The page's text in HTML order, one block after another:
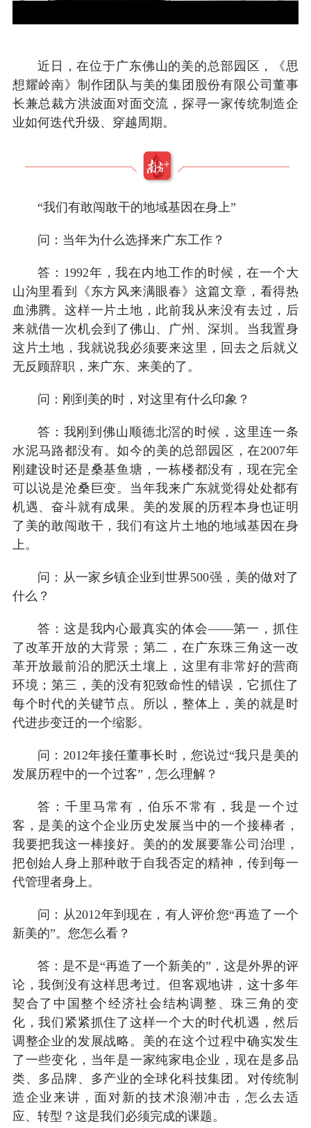
近日，在位于广东佛山的美的总部园区，《思
想耀岭南》制作团队与美的集团股份有限公司董事
长兼总裁方洪波面对面交流，探寻一家传统制造企
业如何迭代升级、穿越周期。
“我们有敢闯敢干的地域基因在身上”
问：当年为什么选择来广东工作？
答：1992年，我在内地工作的时候，在一个大
山沟里看到《东方风来满眼春》这篇文章，看得热
血沸腾。这样一片土地，此前我从来没有去过，后
来就借一次机会到了佛山、广州、深圳。当我置身
这片土地，我就说我必须要来这里，回去之后就义
无反顾辞职，来广东、来美的了。
问：刚到美的时，对这里有什么印象？
答：我刚到佛山顺德北滘的时候，这里连一条
水泥马路都没有。如今的美的总部园区，在2007年
刚建设时还是桑基鱼塘，一栋楼都没有，现在完全
可以说是沧桑巨变。当年我来广东就觉得处处都有
机遇、奋斗就有成果。美的发展的历程本身也证明
了美的敢闯敢干，我们有这片土地的地域基因在身
上。
问：从一家乡镇企业到世界500强，美的做对了
什么？
答：这是我内心最真实的体会——第一，抓住
了改革开放的大背景；第二，在广东珠三角这一改
革开放最前沿的肥沃土壤上，这里有非常好的营商
环境；第三，美的没有犯致命性的错误，它抓住了
每个时代的关键节点。所以，整体上，美的就是时
代进步变迁的一个缩影。
问：2012年接任董事长时，您说过“我只是美的
发展历程中的一个过客”，怎么理解？
答：千里马常有，伯乐不常有，我是一个过
客，是美的这个企业历史发展当中的一个接棒者，
我要把我这一棒接好。美的的发展要靠公司治理，
把创始人身上那种敢于自我否定的精神，传到每一
代管理者身上。
问：从2012年到现在，有人评价您“再造了一个
新美的”。您怎么看？
答：是不是“再造了一个新美的”，这是外界的评
论，我倒没有这样思考过。但客观地讲，这十多年
契合了中国整个经济社会结构调整、珠三角的变
化，我们紧紧抓住了这样一个大的时代机遇，然后
调整企业的发展战略。美的在这个过程中确实发生
了一些变化，当年是一家纯家电企业，现在是多品
类、多品牌、多产业的全球化科技集团。对传统制
造企业来讲，面对新的技术浪潮冲击，怎么去适
应、转型？这是我们必须完成的课题。